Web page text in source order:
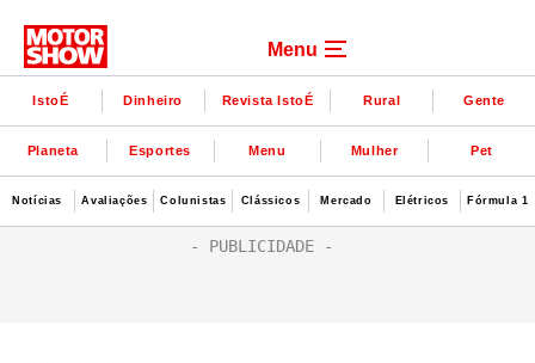
Menu
IstoÉ Dinheiro Revista IstoÉ Rural Gente
Planeta Esportes Menu Mulher Pet
Notícias Avaliações Colunistas Clássicos Mercado Elétricos Fórmula 1